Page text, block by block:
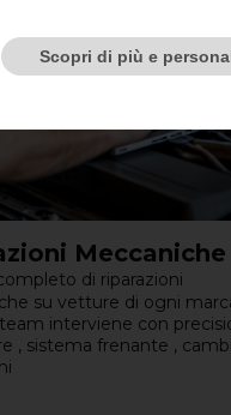
Meccaniche
di riparazioni
su vetture di ogni
interviene con
, sistema frenante ,
Scopri di più e